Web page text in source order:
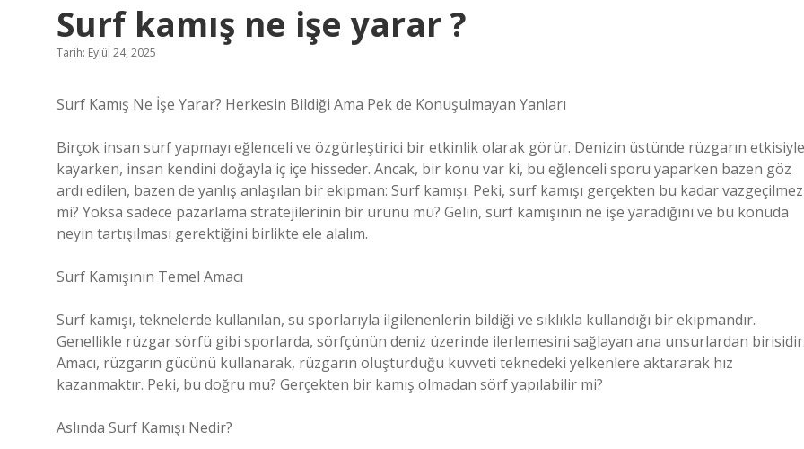
Surf kamış ne işe yarar ?
Tarih: Eylül 24, 2025
Surf Kamış Ne İşe Yarar? Herkesin Bildiği Ama Pek de Konuşulmayan Yanları
Birçok insan surf yapmayı eğlenceli ve özgürleştirici bir etkinlik olarak görür. Denizin üstünde rüzgarın etkisiyle
kayarken, insan kendini doğayla iç içe hisseder. Ancak, bir konu var ki, bu eğlenceli sporu yaparken bazen göz
ardı edilen, bazen de yanlış anlaşılan bir ekipman: Surf kamışı. Peki, surf kamışı gerçekten bu kadar vazgeçilmez
mi? Yoksa sadece pazarlama stratejilerinin bir ürünü mü? Gelin, surf kamışının ne işe yaradığını ve bu konuda
neyin tartışılması gerektiğini birlikte ele alalım.
Surf Kamışının Temel Amacı
Surf kamışı, teknelerde kullanılan, su sporlarıyla ilgilenenlerin bildiği ve sıklıkla kullandığı bir ekipmandır.
Genellikle rüzgar sörfü gibi sporlarda, sörfçünün deniz üzerinde ilerlemesini sağlayan ana unsurlardan
Amacı, rüzgarın gücünü kullanarak, rüzgarın oluşturduğu kuvveti teknedeki yelkenlere aktararak hız
kazanmaktır. Peki, bu doğru mu? Gerçekten bir kamış olmadan sörf yapılabilir mi?
Aslında Surf Kamışı Nedir?